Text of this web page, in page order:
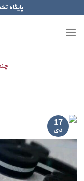
to
content
پایگاه
17
دی